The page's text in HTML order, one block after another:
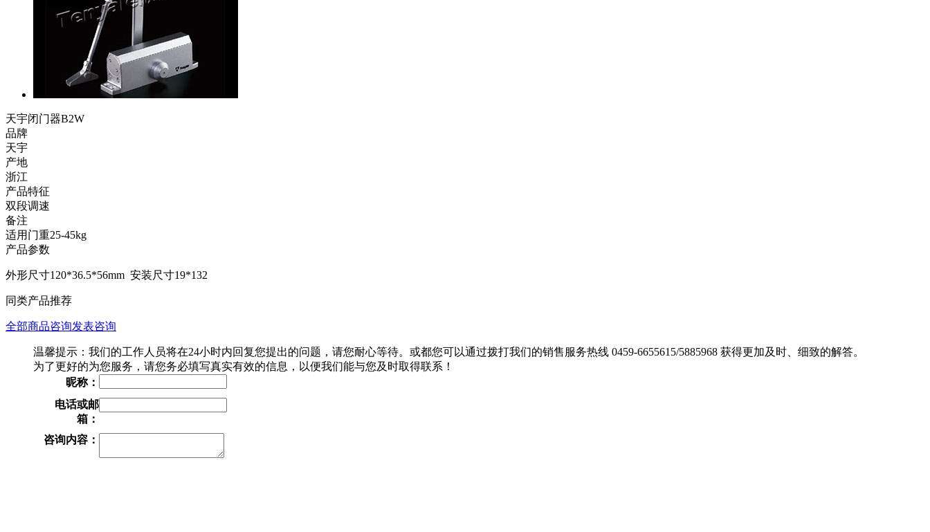
天宇闭门器B2W
品牌
天宇
产地
浙江
产品特征
双段调速
备注
适用门重25-45kg
产品参数
外形尺寸120*36.5*56mm 安装尺寸19*132
同类产品推荐
全部商品咨询发表咨询
温馨提示：我们的工作人员将在24小时内回复您提出的问题，请您耐心等待。或都您可以通过拨打我们的销售服务热线 0459-6655615/5885968 获得更加及时、细致的解答。
为了更好的为您服务，请您务必填写真实有效的信息，以便我们能与您及时取得联系！
昵称：
电话或邮
箱：
咨询内容：